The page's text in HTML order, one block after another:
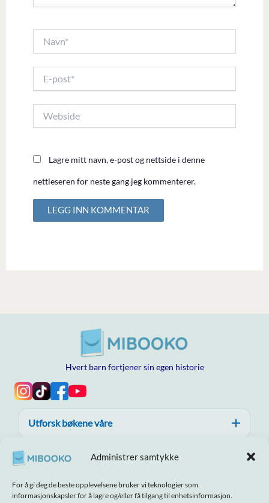
Administrer samtykke
For å gi deg de beste opplevelsene bruker vi teknologier som
informasjonskapsler for å lagre og/eller få tilgang til enhetsinformasjon.
post*
Lagre mitt navn, e-post og nettside i denne
nettleseren for neste gang jeg kommenterer.
Hvert barn fortjener sin egen historie
Utforsk bøkene våre
Hjelp, tillit og kvalitet
Om MIBOOKO